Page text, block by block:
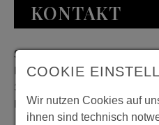
KONTAKT
Stadtglanz / mediaworld
Bankplatz 8
38100 Braunschweig
Deutschland
COOKIE
Wir nutzen Cookies auf
ihnen sind technisch